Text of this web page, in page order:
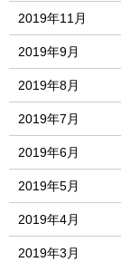
2019年11月
2019年9月
2019年8月
2019年7月
2019年6月
2019年5月
2019年4月
2019年3月